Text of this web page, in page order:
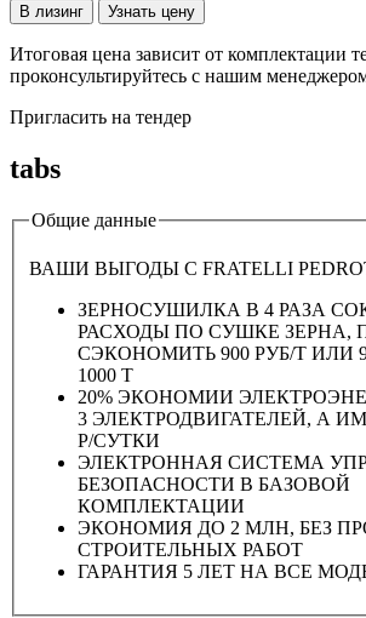
В лизинг Узнать цену
Итоговая цена зависит от комплектации
проконсультируйтесь с нашим
Пригласить на тендер
tabs
Общие данные
ВАШИ ВЫГОДЫ С FRATELLI
ЗЕРНОСУШИЛКА В 4 РАЗА
РАСХОДЫ ПО СУШКЕ ЗЕРНА,
СЭКОНОМИТЬ 900 РУБ/Т ИЛИ
1000 Т
20% ЭКОНОМИИ
3 ЭЛЕКТРОДВИГАТЕЛЕЙ, А
Р/СУТКИ
ЭЛЕКТРОННАЯ СИСТЕМА
БЕЗОПАСНОСТИ В БАЗОВОЙ
КОМПЛЕКТАЦИИ
ЭКОНОМИЯ ДО 2 МЛН, БЕЗ
СТРОИТЕЛЬНЫХ РАБОТ
ГАРАНТИЯ 5 ЛЕТ НА ВСЕ